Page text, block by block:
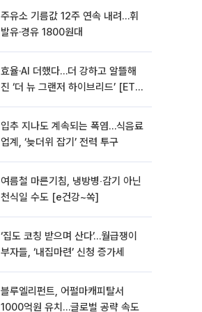
주유소 기름값 12주 연속 내려…휘
발유·경유 1800원대
효율·AI 더했다…더 강하고 알뜰해
진 ‘더 뉴 그랜저 하이브리드’ [ET의
입추 지나도 계속되는 폭염…식음료
업계, ‘늦더위 잡기’ 전력 투구
여름철 마른기침, 냉방병‧감기 아닌
천식일 수도 [e건강~쏙]
‘집도 코칭 받으며 산다’…월급쟁이
부자들, ‘내집마련’ 신청 증가세
블루엘리펀트, 어펄마캐피탈서
1000억원 유치…글로벌 공략 속도